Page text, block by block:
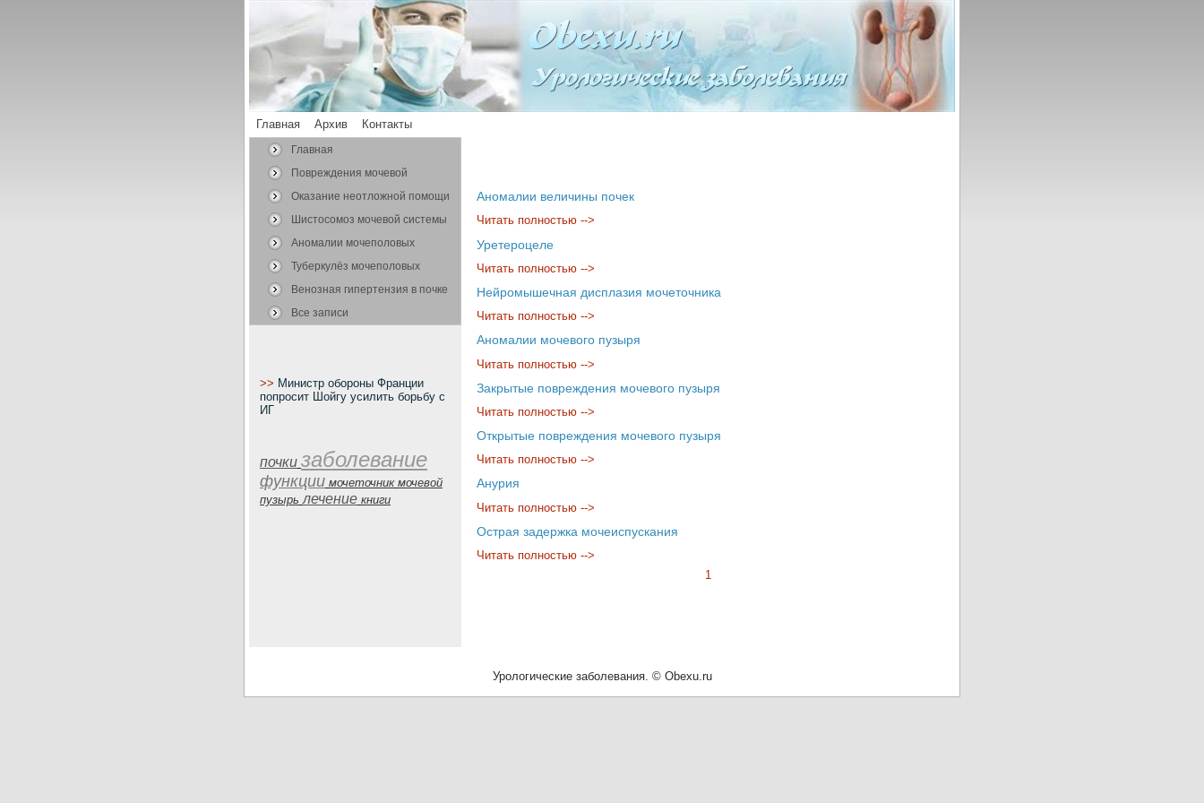
Главная Архив Контакты
Главная
Повреждения мочевой
системы
Оказание неотложной помощи
Шистосомоз мочевой системы
Аномалии мочеполовых
органов
Туберкулёз мочеполовых
органов
Венозная гипертензия в почке
Все записи
>> Министр обороны Франции
попросит Шойгу усилить борьбу с
ИГ
почки заболевание
функции мочеточник мочевой
пузырь лечение книги
Аномалии величины почек
Читать полностью -->
Уретероцеле
Читать полностью -->
Нейромышечная дисплазия мочеточника
Читать полностью -->
Аномалии мочевого пузыря
Читать полностью -->
Закрытые повреждения мочевого пузыря
Читать полностью -->
Открытые повреждения мочевого пузыря
Читать полностью -->
Анурия
Читать полностью -->
Острая задержка мочеиспускания
Читать полностью -->
1
Урологические заболевания. © Obexu.ru